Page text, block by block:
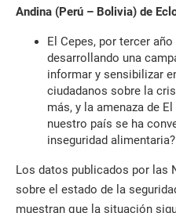
Andina (Perú – Bolivia) de
El Cepes, por tercer
desarrollando una
informar y sensibilizar
ciudadanos sobre la
más, y la amenaza de
nuestro país se ha
inseguridad alimentaria?
Los datos publicados por las
sobre el estado de la
muestran que la situación